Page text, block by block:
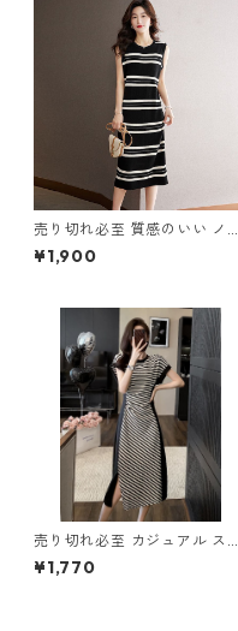
売り切れ必至 質感のいい ノー
スリーブ ニットワンピース m
-270
¥1,900
売り切れ必至 カジュアル スト
ライプ柄 切り替え ワンピース
m-277
¥1,770